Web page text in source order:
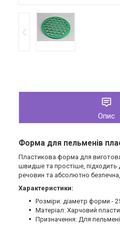
Опис
Форма для пельменів
Пластикова форма для
швидше та простіше, підходить
речовин та абсолютно
Характеристики:
Розміри: діаметр форми -
Матеріал: Харчовий
Призначення: Для